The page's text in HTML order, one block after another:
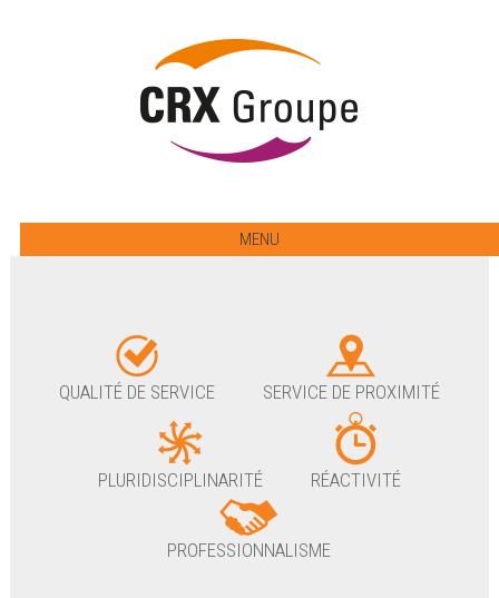
MENU
QUALITÉ DE SERVICE SERVICE DE PROXIMITÉ
PLURIDISCIPLINARITÉ RÉACTIVITÉ
PROFESSIONNALISME